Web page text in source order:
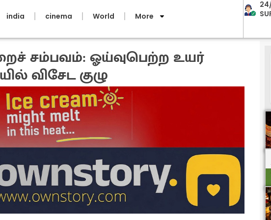
india cinema World More
சம்பவம்: ஓய்வுபெற்ற உயர்
விசேட குழு